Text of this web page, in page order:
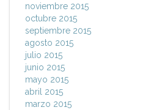
noviembre 2015
octubre 2015
septiembre 2015
agosto 2015
julio 2015
junio 2015
mayo 2015
abril 2015
marzo 2015